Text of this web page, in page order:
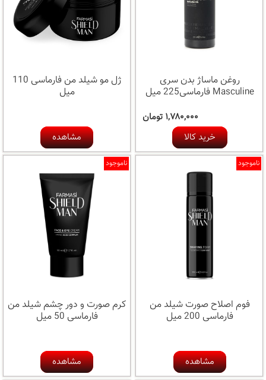
روغن ماساژ بدن سری
Masculine فارماسی225 میل
۱,۷۸۰,۰۰۰ تومان
خرید کالا
ژل مو شیلد من فارماسی 110
میل
مشاهده
ناموجود
فوم اصلاح صورت شیلد من
فارماسی 200 میل
مشاهده
ناموجود
کرم صورت و دور چشم شیلد من
فارماسی 50 میل
مشاهده